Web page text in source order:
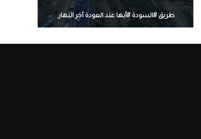
طريق #السودة #أبها عند العودة أخر النهار.